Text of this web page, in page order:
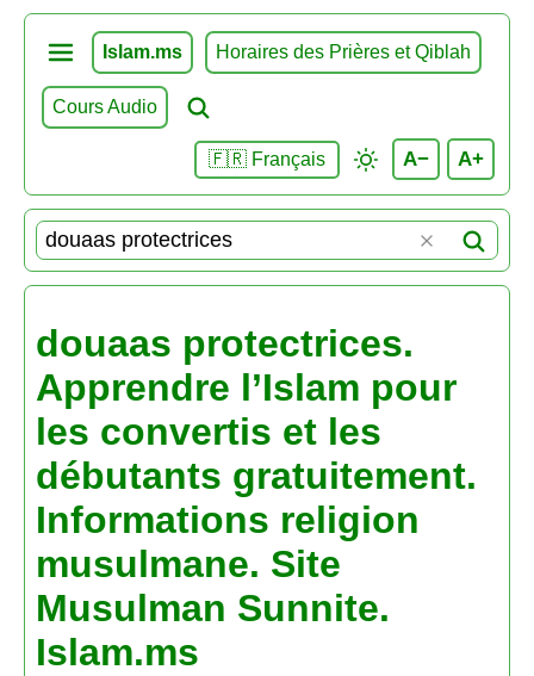
Islam.ms Horaires des Prières et Qiblah
Cours Audio
🇫🇷 Français A− A+
douaas protectrices.
Apprendre l’Islam pour
les convertis et les
débutants gratuitement.
Informations religion
musulmane. Site
Musulman Sunnite.
Islam.ms